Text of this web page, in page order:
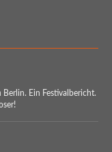
Ein Festivalbericht.